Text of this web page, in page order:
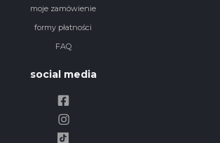
moje zamówienie
formy płatności
FAQ
social media